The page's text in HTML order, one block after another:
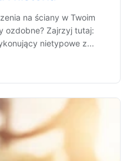
na ściany w Twoim
ozdobne? Zajrzyj tutaj:
nietypowe z...